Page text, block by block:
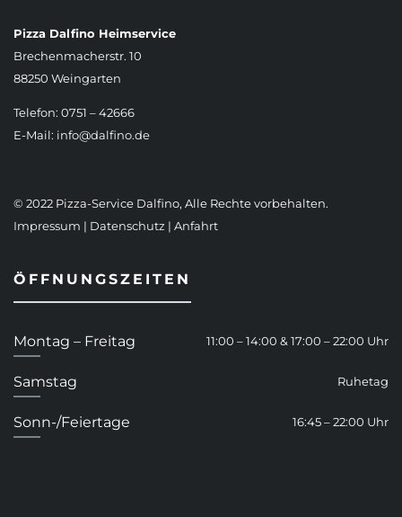
Pizza Dalfino Heimservice
Brechenmacherstr. 10
88250 Weingarten
Telefon: 0751 – 42666
E-Mail: info@dalfino.de
© 2022 Pizza-Service Dalfino, Alle Rechte vorbehalten.
Impressum | Datenschutz | Anfahrt
ÖFFNUNGSZEITEN
Montag – Freitag 11:00 – 14:00 & 17:00 – 22:00 Uhr
Samstag Ruhetag
Sonn-/Feiertage 16:45 – 22:00 Uhr